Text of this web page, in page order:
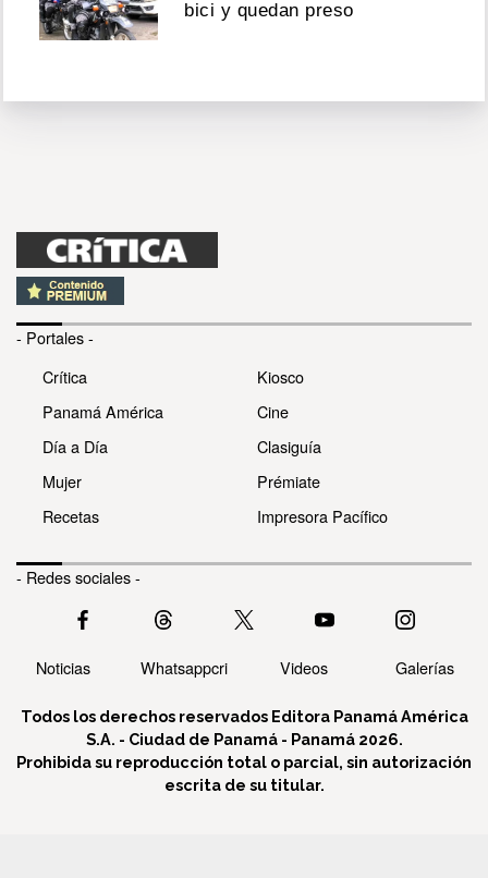
bici y quedan preso
- Portales -
Crítica
Panamá América
Día a Día
Mujer
Recetas
Kiosco
Cine
Clasiguía
Prémiate
Impresora Pacífico
- Redes sociales -
Noticias Whatsappcri Videos Galerías
Todos los derechos reservados Editora Panamá América
S.A. - Ciudad de Panamá - Panamá 2026.
Prohibida su reproducción total o parcial, sin autorización
escrita de su titular.